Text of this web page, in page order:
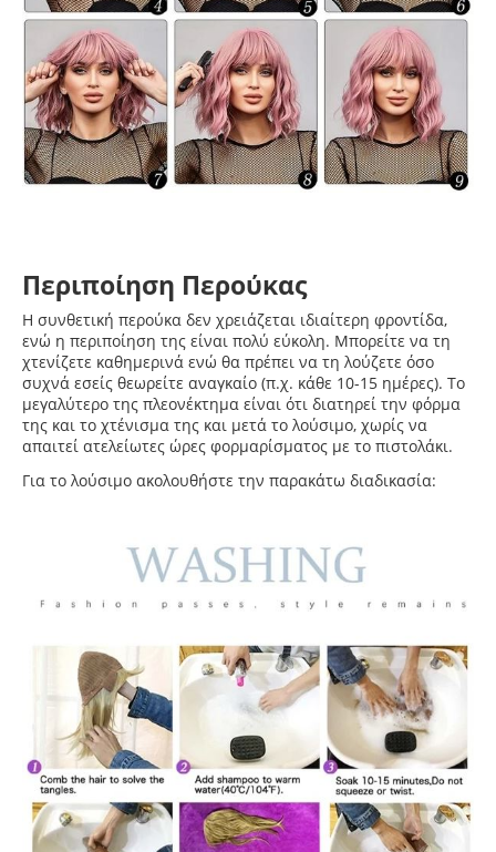
Περιποίηση Περούκας
Η συνθετική περούκα δεν χρειάζεται ιδιαίτερη φροντίδα,
ενώ η περιποίηση της είναι πολύ εύκολη. Μπορείτε να τη
χτενίζετε καθημερινά ενώ θα πρέπει να τη λούζετε όσο
συχνά εσείς θεωρείτε αναγκαίο (π.χ. κάθε 10-15 ημέρες). Το
μεγαλύτερο της πλεονέκτημα είναι ότι διατηρεί την φόρμα
της και το χτένισμα της και μετά το λούσιμο, χωρίς να
απαιτεί ατελείωτες ώρες φορμαρίσματος με το πιστολάκι.
Για το λούσιμο ακολουθήστε την παρακάτω διαδικασία: